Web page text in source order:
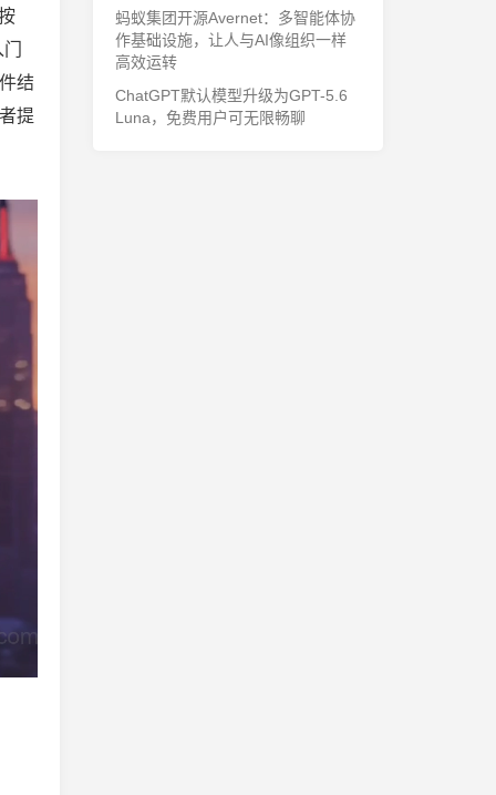
结
提
蚂蚁集团开源Avernet：多智能体协
作基础设施，让人与AI像组织一样
高效运转
ChatGPT默认模型升级为GPT-5.6
Luna，免费用户可无限畅聊